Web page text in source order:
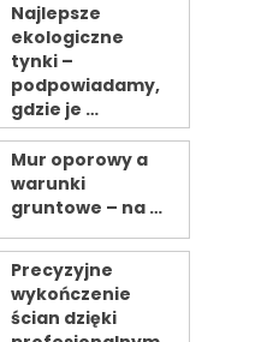
Najlepsze
ekologiczne
tynki –
podpowiadamy,
gdzie je …
Mur oporowy a
warunki
gruntowe – na …
Precyzyjne
wykończenie
ścian dzięki